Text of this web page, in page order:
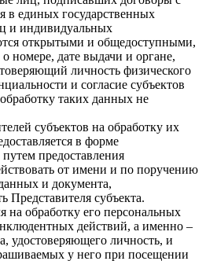
в единых государственных
и индивидуальных
открытыми и общедоступными,
номере, дате выдачи и органе,
личность физического
и согласие субъектов
таких данных не
субъектов на обработку их
в форме
предоставления
от имени и по поручению
и документа,
Представителя субъекта.
обработку его персональных
действий, а именно –
удостоверяющего личность, и
у него при посещении